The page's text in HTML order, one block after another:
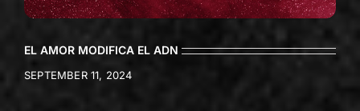
EL AMOR MODIFICA EL ADN
SEPTEMBER 11, 2024